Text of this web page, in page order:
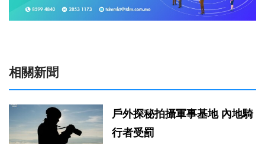
相關新聞
戶外探秘拍攝軍事基地 內地騎
行者受罰